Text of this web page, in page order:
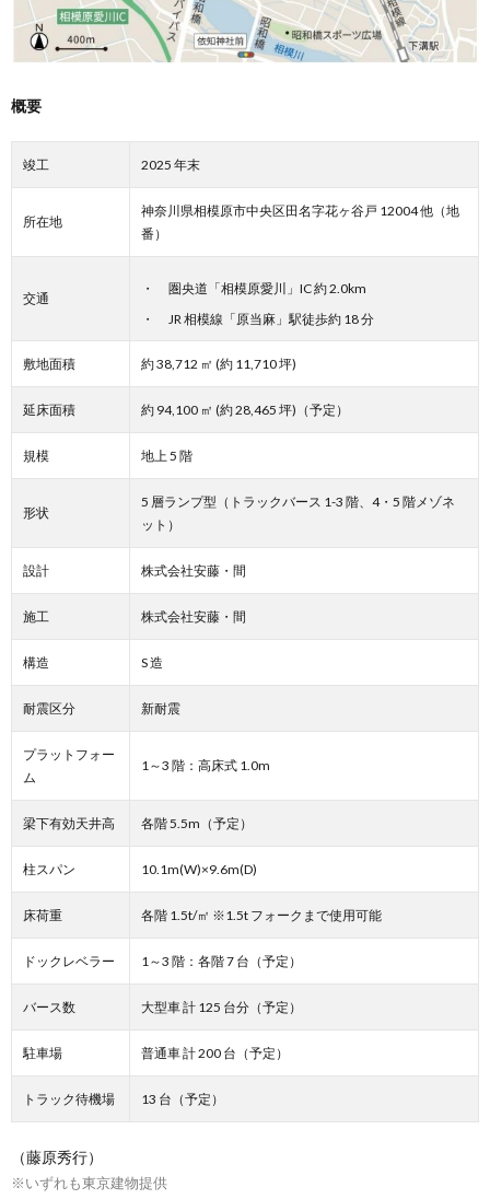
概要
竣工 2025 年末
所在地
神奈川県相模原市中央区田名字花ヶ谷戸 12004 他（地
番）
交通
圏央道「相模原愛川」IC 約 2.0km
JR 相模線「原当麻」駅徒歩約 18 分
敷地面積 約 38,712 ㎡ (約 11,710 坪)
延床面積 約 94,100 ㎡ (約 28,465 坪)（予定）
規模 地上 5 階
形状
5 層ランプ型（トラックバース 1-3 階、4・5 階メゾネ
ット）
設計 株式会社安藤・間
施工 株式会社安藤・間
構造 S 造
耐震区分 新耐震
プラットフォー
ム
1～3 階：高床式 1.0m
梁下有効天井高 各階 5.5m（予定）
柱スパン 10.1m(W)×9.6m(D)
床荷重 各階 1.5t/㎡ ※1.5t フォークまで使用可能
ドックレベラー 1～3 階：各階 7 台（予定）
バース数 大型車 計 125 台分（予定）
駐車場 普通車 計 200 台（予定）
トラック待機場 13 台（予定）
（藤原秀行）
※いずれも東京建物提供